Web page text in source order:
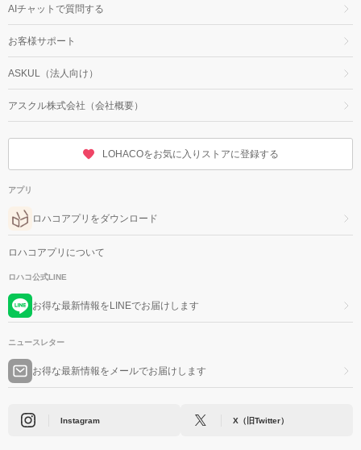
AIチャットで質問する
お客様サポート
ASKUL（法人向け）
アスクル株式会社（会社概要）
LOHACOをお気に入りストアに登録する
アプリ
ロハコアプリをダウンロード
ロハコアプリについて
ロハコ公式LINE
お得な最新情報をLINEでお届けします
ニュースレター
お得な最新情報をメールでお届けします
Instagram X（旧Twitter）